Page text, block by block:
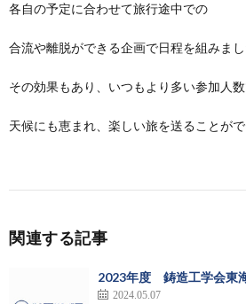
各自の予定に合わせて旅行途中での
合流や離脱ができる企画で日程を組みまし
その効果もあり、いつもより多い参加人
天候にも恵まれ、楽しい旅を送ることがで
関連する記事
2023年度 鋳造工学会
2024.05.07